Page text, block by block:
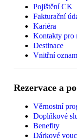
Pojištění CK
Fakturační
Kariéra
Kontakty pro
Destinace
Vnitřní
Rezervace a
Věrnostní
Doplňkové
Benefity
Dárkové